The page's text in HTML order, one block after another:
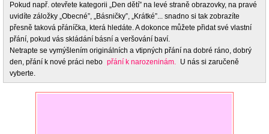
Pokud např. otevřete kategorii „Den dětí” na levé straně obrazovky, na pravé
uvidíte záložky „Obecné”, „Básničky”, „Krátké”... snadno si tak zobrazíte
přesně taková přáníčka, která hledáte. A dokonce můžete přidat své vlastní
přání, pokud vás skládání básní a veršování baví.
Netrapte se vymýšlením originálních a vtipných přání na dobré ráno, dobrý
den, přání k nové práci nebo přání k narozeninám. U nás si zaručeně
vyberte.